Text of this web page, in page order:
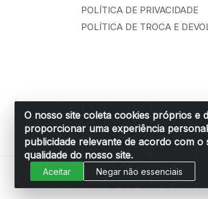
O nosso site coleta cookies próprios e
proporcionar uma experiência
publicidade relevante de acordo com
qualidade do nosso site.
Aceitar Negar não essenciais
POLÍTICA DE PRIVACIDADE
POLÍTICA DE TROCA E
Belchior Cortinas e